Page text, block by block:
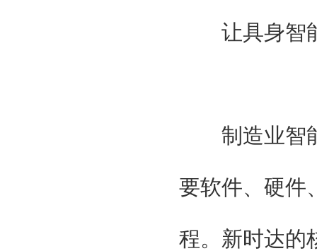
让具身智能
制造业智能
要软件、硬件
程。新时达的